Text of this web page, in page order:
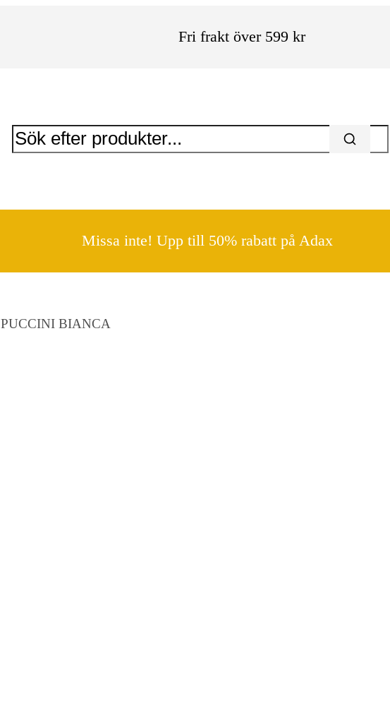
Fri frakt över 599 kr
Missa inte! Upp till 50% rabatt på Adax
PUCCINI BIANCA